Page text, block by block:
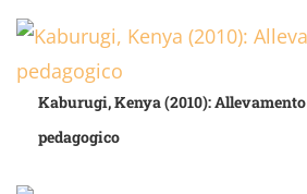
Kaburugi, Kenya (2010): Allevamento
pedagogico